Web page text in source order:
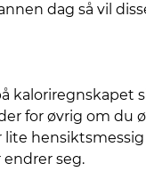
dag så vil
kaloriregnskapet
for øvrig om du
seg.